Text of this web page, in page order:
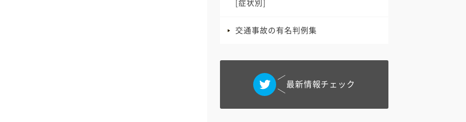
[症状別]
交通事故の有名判例集
最新情報チェック